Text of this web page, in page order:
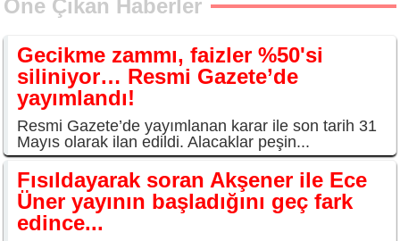
Öne Çıkan Haberler
Gecikme zammı, faizler %50'si
siliniyor… Resmi Gazete’de
yayımlandı!
Resmi Gazete’de yayımlanan karar ile son tarih 31
Mayıs olarak ilan edildi. Alacaklar peşin...
Fısıldayarak soran Akşener ile Ece
Üner yayının başladığını geç fark
edince...